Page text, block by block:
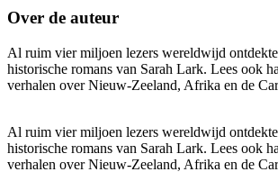
Over de auteur
Al ruim vier miljoen lezers wereldwijd
historische romans van Sarah Lark. Lees ook
verhalen over Nieuw-Zeeland, Afrika en de
Al ruim vier miljoen lezers wereldwijd
historische romans van Sarah Lark. Lees ook
verhalen over Nieuw-Zeeland, Afrika en de